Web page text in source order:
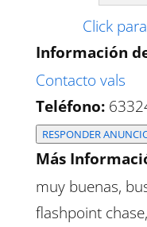
Click
Información
Contacto vals
Teléfono:
RESPONDER
Más
muy buenas,
flashpoint